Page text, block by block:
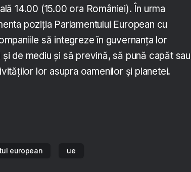
14.00 (15.00 ora României). În urma
poziția Parlamentului European cu
să integreze în guvernanța lor
de mediu și să prevină, să pună capăt sau
lor asupra oamenilor și planetei.
european ue